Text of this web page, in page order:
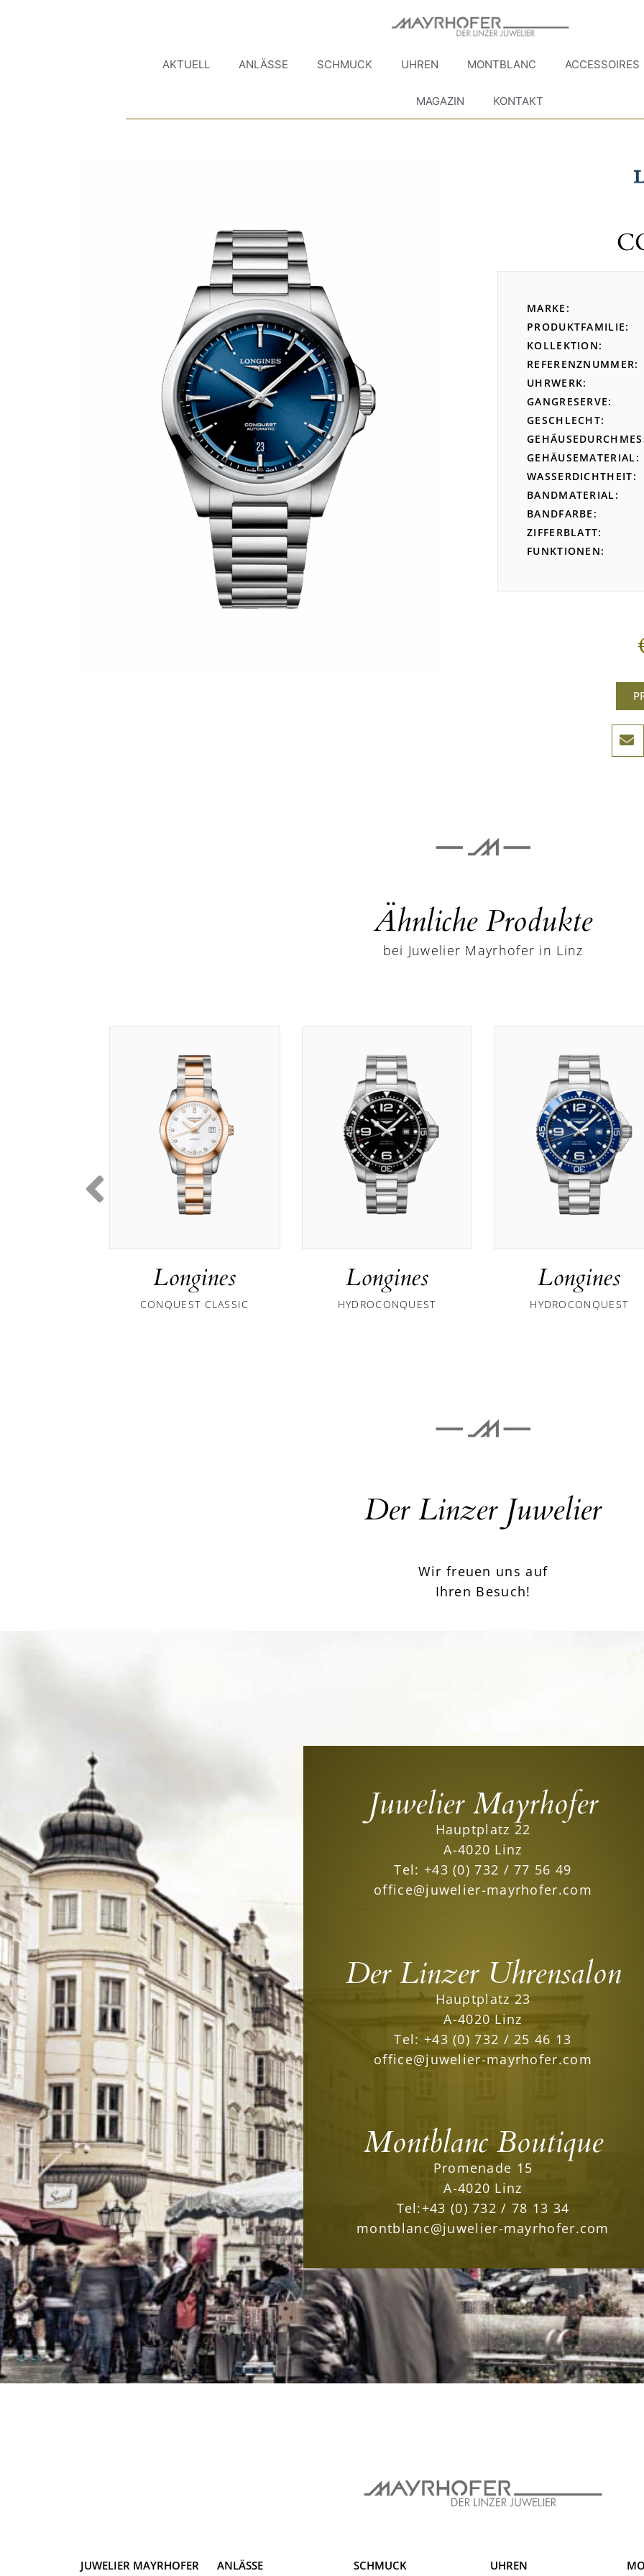
AKTUELL ANLÄSSE SCHMUCK UHREN MONTBLANC ACCESSOIRES
MAGAZIN KONTAKT
MARKE
PRODUKTFAMILIE
KOLLEKTION
REFERENZNUMMER
UHRWERK
GANGRESERVE
GESCHLECHT
GEHÄUSEMATERIAL
WASSERDICHTHEIT
BANDMATERIAL
BANDFARBE
ZIFFERBLATT
FUNKTIONEN
Ähnliche Produkte
bei Juwelier Mayrhofer in Linz
Longines
CONQUEST CLASSIC
Longines
HYDROCONQUEST
Longines
HYDROCONQUEST
Der Linzer Juwelier
Wir freuen uns auf
Ihren Besuch!
Juwelier Mayrhofer
Hauptplatz 22
A-4020 Linz
Tel: +43 (0) 732 / 77 56 49
office@juwelier-mayrhofer.com
Der Linzer Uhrensalon
Hauptplatz 23
A-4020 Linz
Tel: +43 (0) 732 / 25 46 13
office@juwelier-mayrhofer.com
Montblanc Boutique
Promenade 15
A-4020 Linz
Tel:+43 (0) 732 / 78 13 34
montblanc@juwelier-mayrhofer.com
JUWELIER MAYRHOFER ANLÄSSE SCHMUCK UHREN